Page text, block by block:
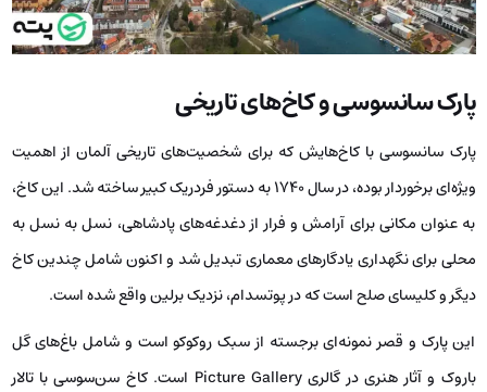
پارک سانسوسی و کاخ‌های تاریخی
پارک سانسوسی با کاخ‌هایش که برای شخصیت‌های تاریخی آلمان از اهمیت
ویژه‌ای برخوردار بوده، در سال ۱۷۴۰ به دستور فردریک کبیر ساخته شد. این کاخ،
به عنوان مکانی برای آرامش و فرار از دغدغه‌های پادشاهی، نسل به نسل به
محلی برای نگهداری یادگارهای معماری تبدیل شد و اکنون شامل چندین کاخ
دیگر و کلیسای صلح است که در پوتسدام، نزدیک برلین واقع شده است.
این پارک و قصر نمونه‌ای برجسته از سبک روکوکو است و شامل باغ‌های گل
باروک و آثار هنری در گالری Picture Gallery است. کاخ سن‌سوسی با تالار